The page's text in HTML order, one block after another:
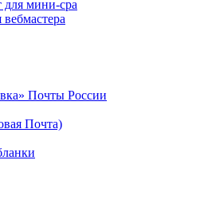
мини-cpa
Почты России
Почта)